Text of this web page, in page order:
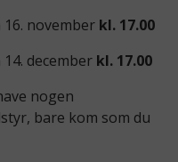
16. november kl. 17.00
14. december kl. 17.00
nogen
bare kom som du